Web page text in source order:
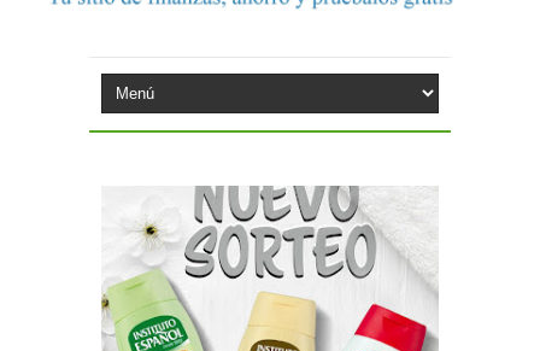
premios
productos
Fuze Tea regala 100 premios al día
Oreo te da la oportunidad de ganar increíbles premios
Consigue una Nintendo Switch y un viaje con Enjoy